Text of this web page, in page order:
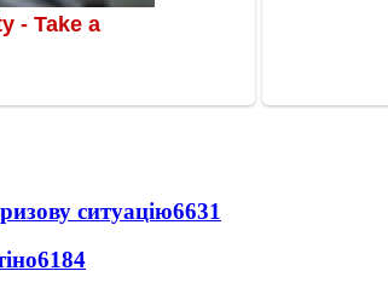
ситуацію6631
6184